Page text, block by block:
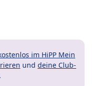
im HiPP Mein
und deine Club-